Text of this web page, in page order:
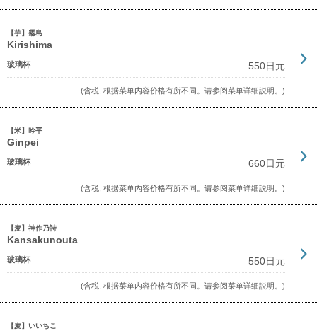
【芋】霧島
Kirishima
玻璃杯 550日元
(含税, 根据菜单内容价格有所不同。请参阅菜单详细説明。)
【米】吟平
Ginpei
玻璃杯 660日元
(含税, 根据菜单内容价格有所不同。请参阅菜单详细説明。)
【麦】神作乃詩
Kansakunouta
玻璃杯 550日元
(含税, 根据菜单内容价格有所不同。请参阅菜单详细説明。)
【麦】いいちこ